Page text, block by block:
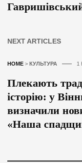
NEXT ARTICLES
HOME > КУЛЬТУРА 1
Плекають
історію: у
визначили
«Наша